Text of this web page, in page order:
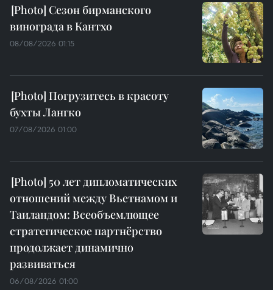
Сезон бирманского
винограда в Кантхо
08/08/2026 01:15
Погрузитесь в красоту
бухты Лангко
07/08/2026 01:00
50 лет дипломатических
отношений между Вьетнамом и
Таиландом: Всеобъемлющее
стратегическое партнёрство
продолжает динамично
развиваться
06/08/2026 01:00